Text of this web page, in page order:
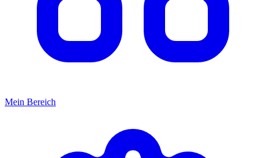
Mein Bereich